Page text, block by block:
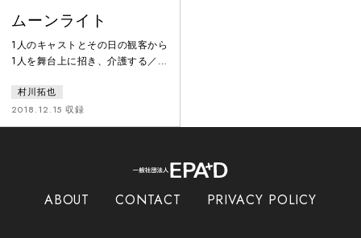
ムーンライト
1人のキャストとその日の観客から
1人を舞台上に招き、介護する／さ
ァイトゲーバー』、事前に村川か
ら送られてきた手紙（指示書）に
沿って舞台上の出演者が動く『エ
いながら表現の前提を揺さぶり、
拓也。今回村川がリサーチの過程
村川拓也
2018.12.15 収録
ABOUT CONTACT PRIVACY POLICY